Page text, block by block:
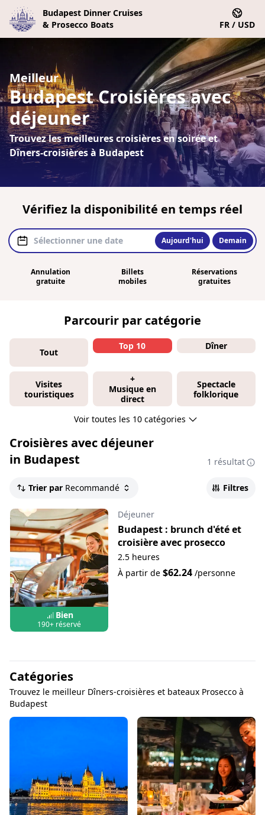
Budapest Dinner Cruises
& Prosecco Boats
FR / USD
Meilleur
Budapest Croisières avec
déjeuner
Trouvez les meilleures croisières en soirée et
Dîners-croisières à Budapest
Vérifiez la disponibilité en temps réel
Aujourd'hui Demain
Annulation
gratuite
Billets
mobiles
Réservations
gratuites
Parcourir par catégorie
Tout
Top 10 Dîner
Visites
touristiques
+
Musique en
direct
Spectacle
folklorique
Voir toutes les 10 catégories
Croisières avec déjeuner
in Budapest
1 résultat
Trier par Recommandé Filtres
Bien
190+ réservé
Déjeuner
Budapest : brunch d'été et
croisière avec prosecco
2.5 heures
À partir de $62.24/personne
Catégories
Trouvez le meilleur Dîners-croisières et bateaux Prosecco à
Budapest